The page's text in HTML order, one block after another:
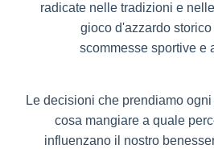
radicate nelle tradizioni e
gioco d'azzardo
scommesse sportive e
Le decisioni che prendiamo
cosa mangiare a quale
influenzano il nostro